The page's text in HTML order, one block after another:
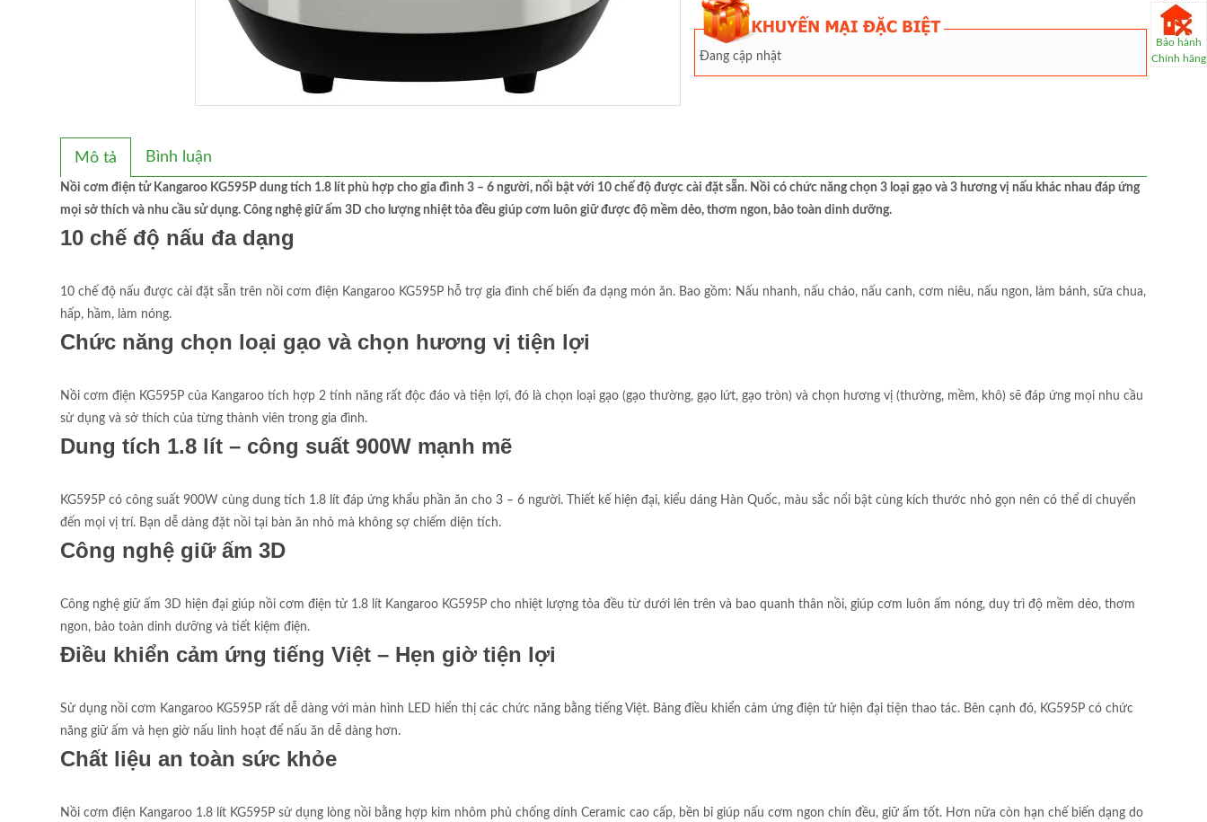
Bảo hành
Chính hãng
Đang cập nhật
Mô tả Bình luận
Nồi cơm điện tử Kangaroo KG595P dung tích 1.8 lít phù hợp cho gia đình 3 – 6 người, nổi bật với 10 chế độ được cài đặt sẵn. Nồi có chức năng chọn 3 loại gạo và 3 hương vị nấu khác nhau đáp ứng
mọi sở thích và nhu cầu sử dụng. Công nghệ giữ ấm 3D cho lượng nhiệt tỏa đều giúp cơm luôn giữ được độ mềm dẻo, thơm ngon, bảo toàn dinh dưỡng.
10 chế độ nấu đa dạng
10 chế độ nấu được cài đặt sẵn trên nồi cơm điện Kangaroo KG595P hỗ trợ gia đình chế biến đa dạng món ăn. Bao gồm: Nấu nhanh, nấu cháo, nấu canh, cơm niêu, nấu ngon, làm bánh, sữa chua,
hấp, hầm, làm nóng.
Chức năng chọn loại gạo và chọn hương vị tiện lợi
Nồi cơm điện KG595P của Kangaroo tích hợp 2 tính năng rất độc đáo và tiện lợi, đó là chọn loại gạo (gạo thường, gạo lứt, gạo tròn) và chọn hương vị (thường, mềm, khô) sẽ đáp ứng mọi nhu cầu
sử dụng và sở thích của từng thành viên trong gia đình.
Dung tích 1.8 lít – công suất 900W mạnh mẽ
KG595P có công suất 900W cùng dung tích 1.8 lít đáp ứng khẩu phần ăn cho 3 – 6 người. Thiết kế hiện đại, kiểu dáng Hàn Quốc, màu sắc nổi bật cùng kích thước nhỏ gọn nên có thể di chuyển
đến mọi vị trí. Bạn dễ dàng đặt nồi tại bàn ăn nhỏ mà không sợ chiếm diện tích.
Công nghệ giữ ấm 3D
Công nghệ giữ ấm 3D hiện đại giúp nồi cơm điện tử 1.8 lít Kangaroo KG595P cho nhiệt lượng tỏa đều từ dưới lên trên và bao quanh thân nồi, giúp cơm luôn ấm nóng, duy trì độ mềm dẻo, thơm
ngon, bảo toàn dinh dưỡng và tiết kiệm điện.
Điều khiển cảm ứng tiếng Việt – Hẹn giờ tiện lợi
Sử dụng nồi cơm Kangaroo KG595P rất dễ dàng với màn hình LED hiển thị các chức năng bằng tiếng Việt. Bảng điều khiển cảm ứng điện tử hiện đại tiện thao tác. Bên cạnh đó, KG595P có chức
năng giữ ấm và hẹn giờ nấu linh hoạt để nấu ăn dễ dàng hơn.
Chất liệu an toàn sức khỏe
Nồi cơm điện Kangaroo 1.8 lít KG595P sử dụng lòng nồi bằng hợp kim nhôm phủ chống dính Ceramic cao cấp, bền bỉ giúp nấu cơm ngon chín đều, giữ ấm tốt. Hơn nữa còn hạn chế biến dạng do